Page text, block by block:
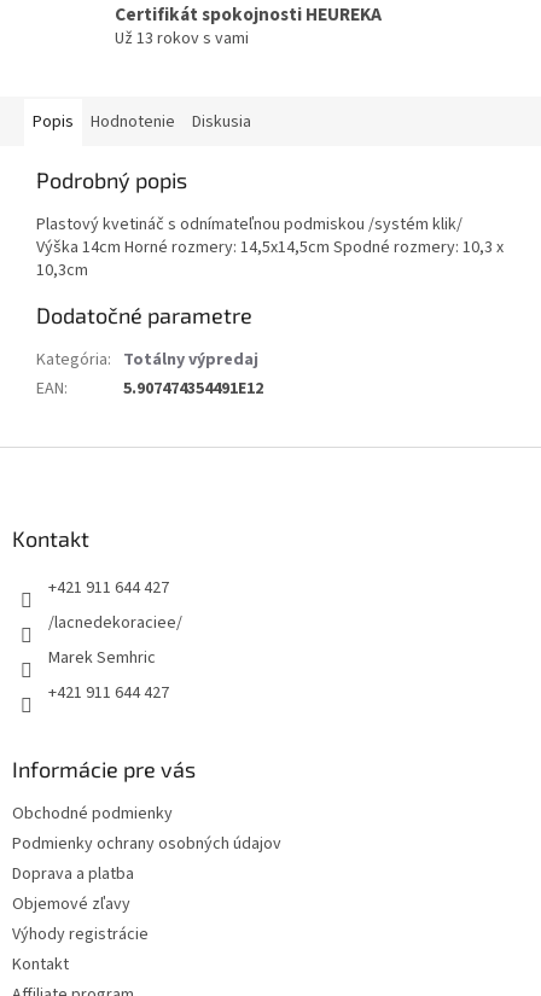
Certifikát spokojnosti HEUREKA
Už 13 rokov s vami
Popis Hodnotenie Diskusia
Podrobný popis
Plastový kvetináč s odnímateľnou podmiskou /systém klik/
Výška 14cm Horné rozmery: 14,5x14,5cm Spodné rozmery: 10,3 x
10,3cm
Dodatočné parametre
Kategória: Totálny výpredaj
EAN: 5.907474354491E12
Kontakt
+421 911 644 427
/lacnedekoraciee/
Marek Semhric
+421 911 644 427
Informácie pre vás
Obchodné podmienky
Podmienky ochrany osobných údajov
Doprava a platba
Objemové zľavy
Výhody registrácie
Kontakt